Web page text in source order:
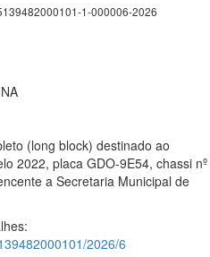
1-000006-2026
(long block) destinado ao
2022, placa GDO-9E54, chassi nº
a Secretaria Municipal de
2026/6